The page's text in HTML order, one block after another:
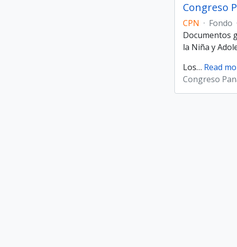
Congreso
CPN · Fondo ·
Documentos
la Niña y
Los… Read
Congreso